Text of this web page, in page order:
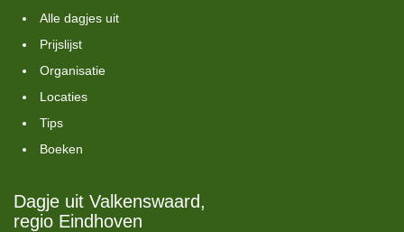
Alle dagjes uit
Prijslijst
Organisatie
Locaties
Tips
Boeken
Dagje uit Valkenswaard,
regio Eindhoven